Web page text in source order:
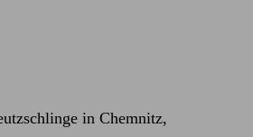
in Chemnitz,